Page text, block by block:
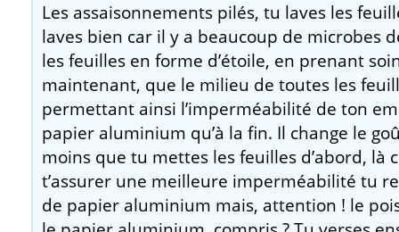
Les assaisonnements pilés, tu laves les
laves bien car il y a beaucoup de microbes
les feuilles en forme d’étoile, en prenant
maintenant, que le milieu de toutes les
permettant ainsi l’imperméabilité de ton
papier aluminium qu’à la fin. Il change le
moins que tu mettes les feuilles d’abord, là
t’assurer une meilleure imperméabilité tu
de papier aluminium mais, attention ! le